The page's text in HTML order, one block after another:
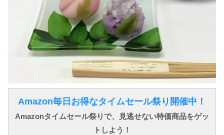
Amazon毎日お得なタイムセール祭り開催中！
Amazonタイムセール祭りで、見逃せない特価商品をゲッ
トしよう！